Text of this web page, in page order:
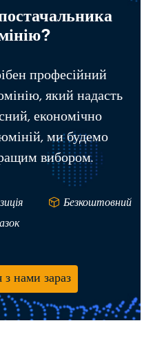
професійний
який надасть
економічно
ми будемо
вибором.
Безкоштовний
з нами зараз